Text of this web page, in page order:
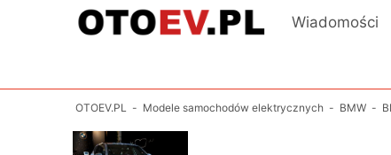
Wiadomości
OTOEV.PL - Modele samochodów elektrycznych - BMW -